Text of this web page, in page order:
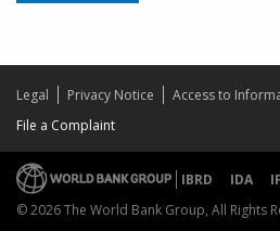
Legal Privacy Notice Access to
File a Complaint
IBRD IDA
© 2026 The World Bank Group, All Rights